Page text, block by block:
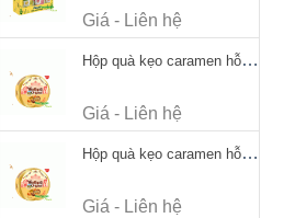
Giá - Liên hệ
Hộp quà kẹo caramen hỗn hợp Werther's Original Caramel Candy 170g
Giá - Liên hệ
Hộp quà kẹo caramen hỗn hợp Werther's Original Caramel Candy 170g
Giá - Liên hệ